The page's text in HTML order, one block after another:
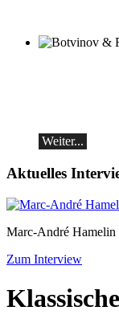
Weiter...
Aktuelles
Marc-André Hamelin
Zum Interview